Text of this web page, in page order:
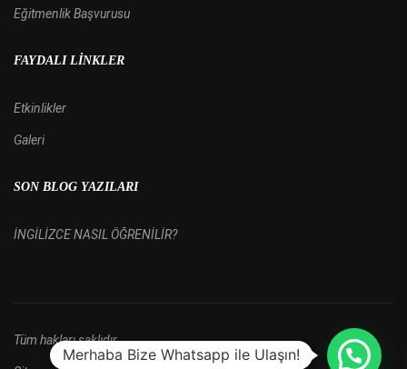
Eğitmenlik Başvurusu
FAYDALI LINKLER
Etkinlikler
Galeri
SON BLOG YAZILARI
İNGİLİZCE NASIL ÖĞRENİLİR?
Tüm hakları saklıdır.
Merhaba Bize Whatsapp ile Ulaşın!